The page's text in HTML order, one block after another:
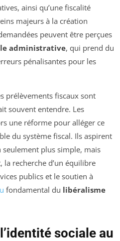
ainsi qu’une fiscalité
majeurs à la création
peuvent être perçues
administrative, qui prend du
pénalisantes pour les
prélèvements fiscaux sont
souvent entendre. Les
une réforme pour alléger ce
du système fiscal. Ils aspirent
plus simple, mais
la recherche d’un équilibre
publics et le soutien à
fondamental du libéralisme
sociale au